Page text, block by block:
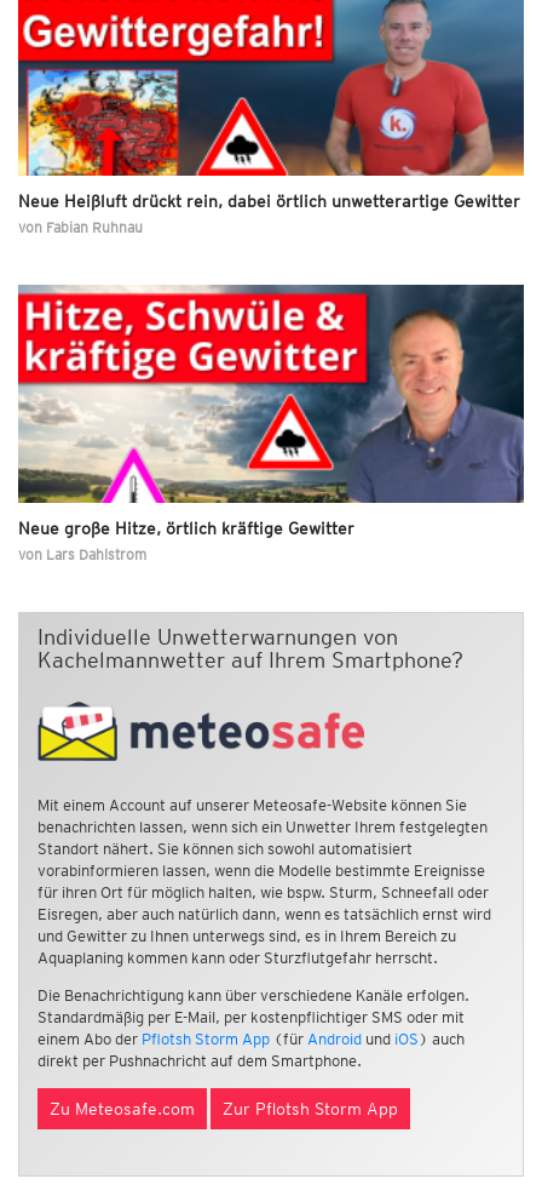
Neue Heißluft drückt rein, dabei örtlich unwetterartige Gewitter
von Fabian Ruhnau
Neue große Hitze, örtlich kräftige Gewitter
von Lars Dahlstrom
Individuelle Unwetterwarnungen von
Kachelmannwetter auf Ihrem Smartphone?
Mit einem Account auf unserer Meteosafe-Website können Sie
benachrichten lassen, wenn sich ein Unwetter Ihrem festgelegten
Standort nähert. Sie können sich sowohl automatisiert
vorabinformieren lassen, wenn die Modelle bestimmte Ereignisse
für ihren Ort für möglich halten, wie bspw. Sturm, Schneefall oder
Eisregen, aber auch natürlich dann, wenn es tatsächlich ernst wird
und Gewitter zu Ihnen unterwegs sind, es in Ihrem Bereich zu
Aquaplaning kommen kann oder Sturzflutgefahr herrscht.
Die Benachrichtigung kann über verschiedene Kanäle erfolgen.
Standardmäßig per E-Mail, per kostenpflichtiger SMS oder mit
einem Abo der Pflotsh Storm App (für Android und iOS ) auch
direkt per Pushnachricht auf dem Smartphone.
Zu Meteosafe.com Zur Pflotsh Storm App